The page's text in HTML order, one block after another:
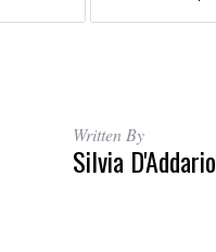
Written By
Silvia D'Addario